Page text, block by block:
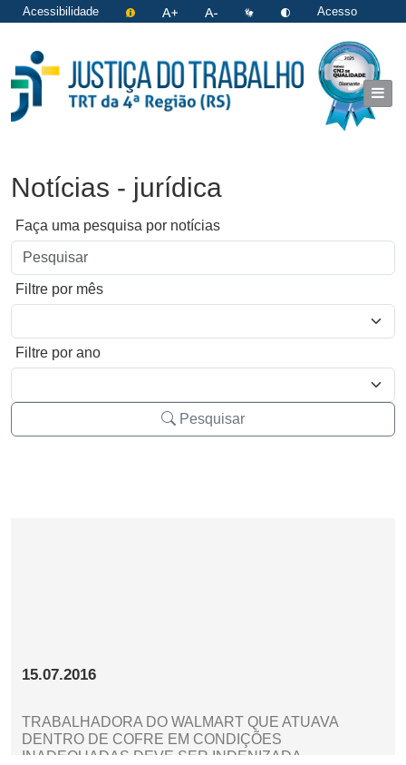
Acessibilidade
Acesso
Notícias - jurídica
Faça uma pesquisa por notícias
Filtre por mês
Filtre por ano
Pesquisar
15.07.2016
TRABALHADORA DO WALMART QUE ATUAVA
DENTRO DE COFRE EM CONDIÇÕES
INADEQUADAS DEVE SER INDENIZADA